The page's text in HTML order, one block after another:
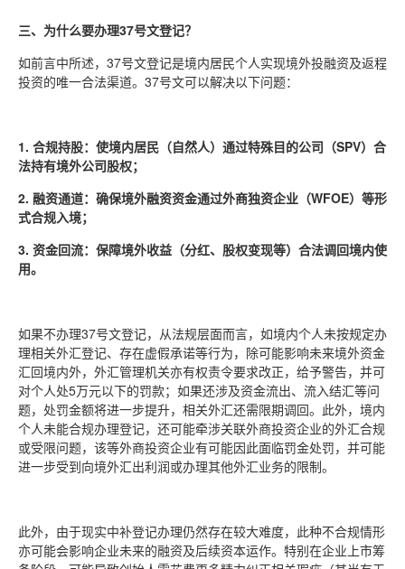
三、为什么要办理37号文登记？
如前言中所述，37号文登记是境内居民个人实现境外投融资及返程
投资的唯一合法渠道。37号文可以解决以下问题：
1. 合规持股：使境内居民（自然人）通过特殊目的公司（SPV）合
法持有境外公司股权；
2. 融资通道：确保境外融资资金通过外商独资企业（WFOE）等形
式合规入境；
3. 资金回流：保障境外收益（分红、股权变现等）合法调回境内使
用。
如果不办理37号文登记，从法规层面而言，如境内个人未按规定办
理相关外汇登记、存在虚假承诺等行为，除可能影响未来境外资金
汇回境内外，外汇管理机关亦有权责令要求改正，给予警告，并可
对个人处5万元以下的罚款；如果还涉及资金流出、流入结汇等问
题，处罚金额将进一步提升，相关外汇还需限期调回。此外，境内
个人未能合规办理登记，还可能牵涉关联外商投资企业的外汇合规
或受限问题，该等外商投资企业有可能因此面临罚金处罚，并可能
进一步受到向境外汇出利润或办理其他外汇业务的限制。
此外，由于现实中补登记办理仍然存在较大难度，此种不合规情形
亦可能会影响企业未来的融资及后续资本运作。特别在企业上市筹